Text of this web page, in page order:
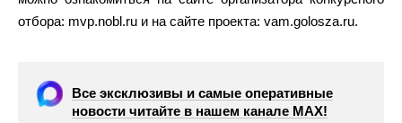
отбора: mvp.nobl.ru и на сайте проекта: vam.golosza.ru.
Все эксклюзивы и самые оперативные
новости читайте в нашем канале МАХ!